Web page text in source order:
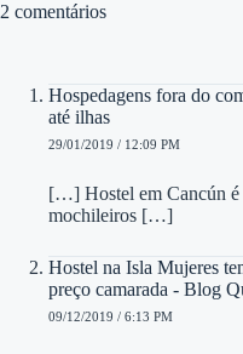
2 comentários
Hospedagens fora do
até ilhas
29/01/2019 / 12:09 PM
[…] Hostel em Cancún é
mochileiros […]
Hostel na Isla Mujeres
preço camarada - Blog
09/12/2019 / 6:13 PM